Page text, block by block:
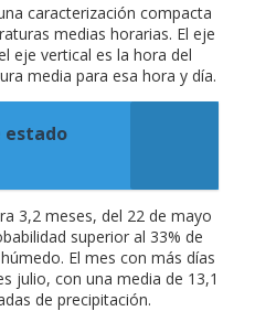
caracterización compacta
medias horarias. El eje
eje vertical es la hora del
media para esa hora y día.
estado
3,2 meses, del 22 de mayo
superior al 33% de
El mes con más días
julio, con una media de 13,1
de precipitación.